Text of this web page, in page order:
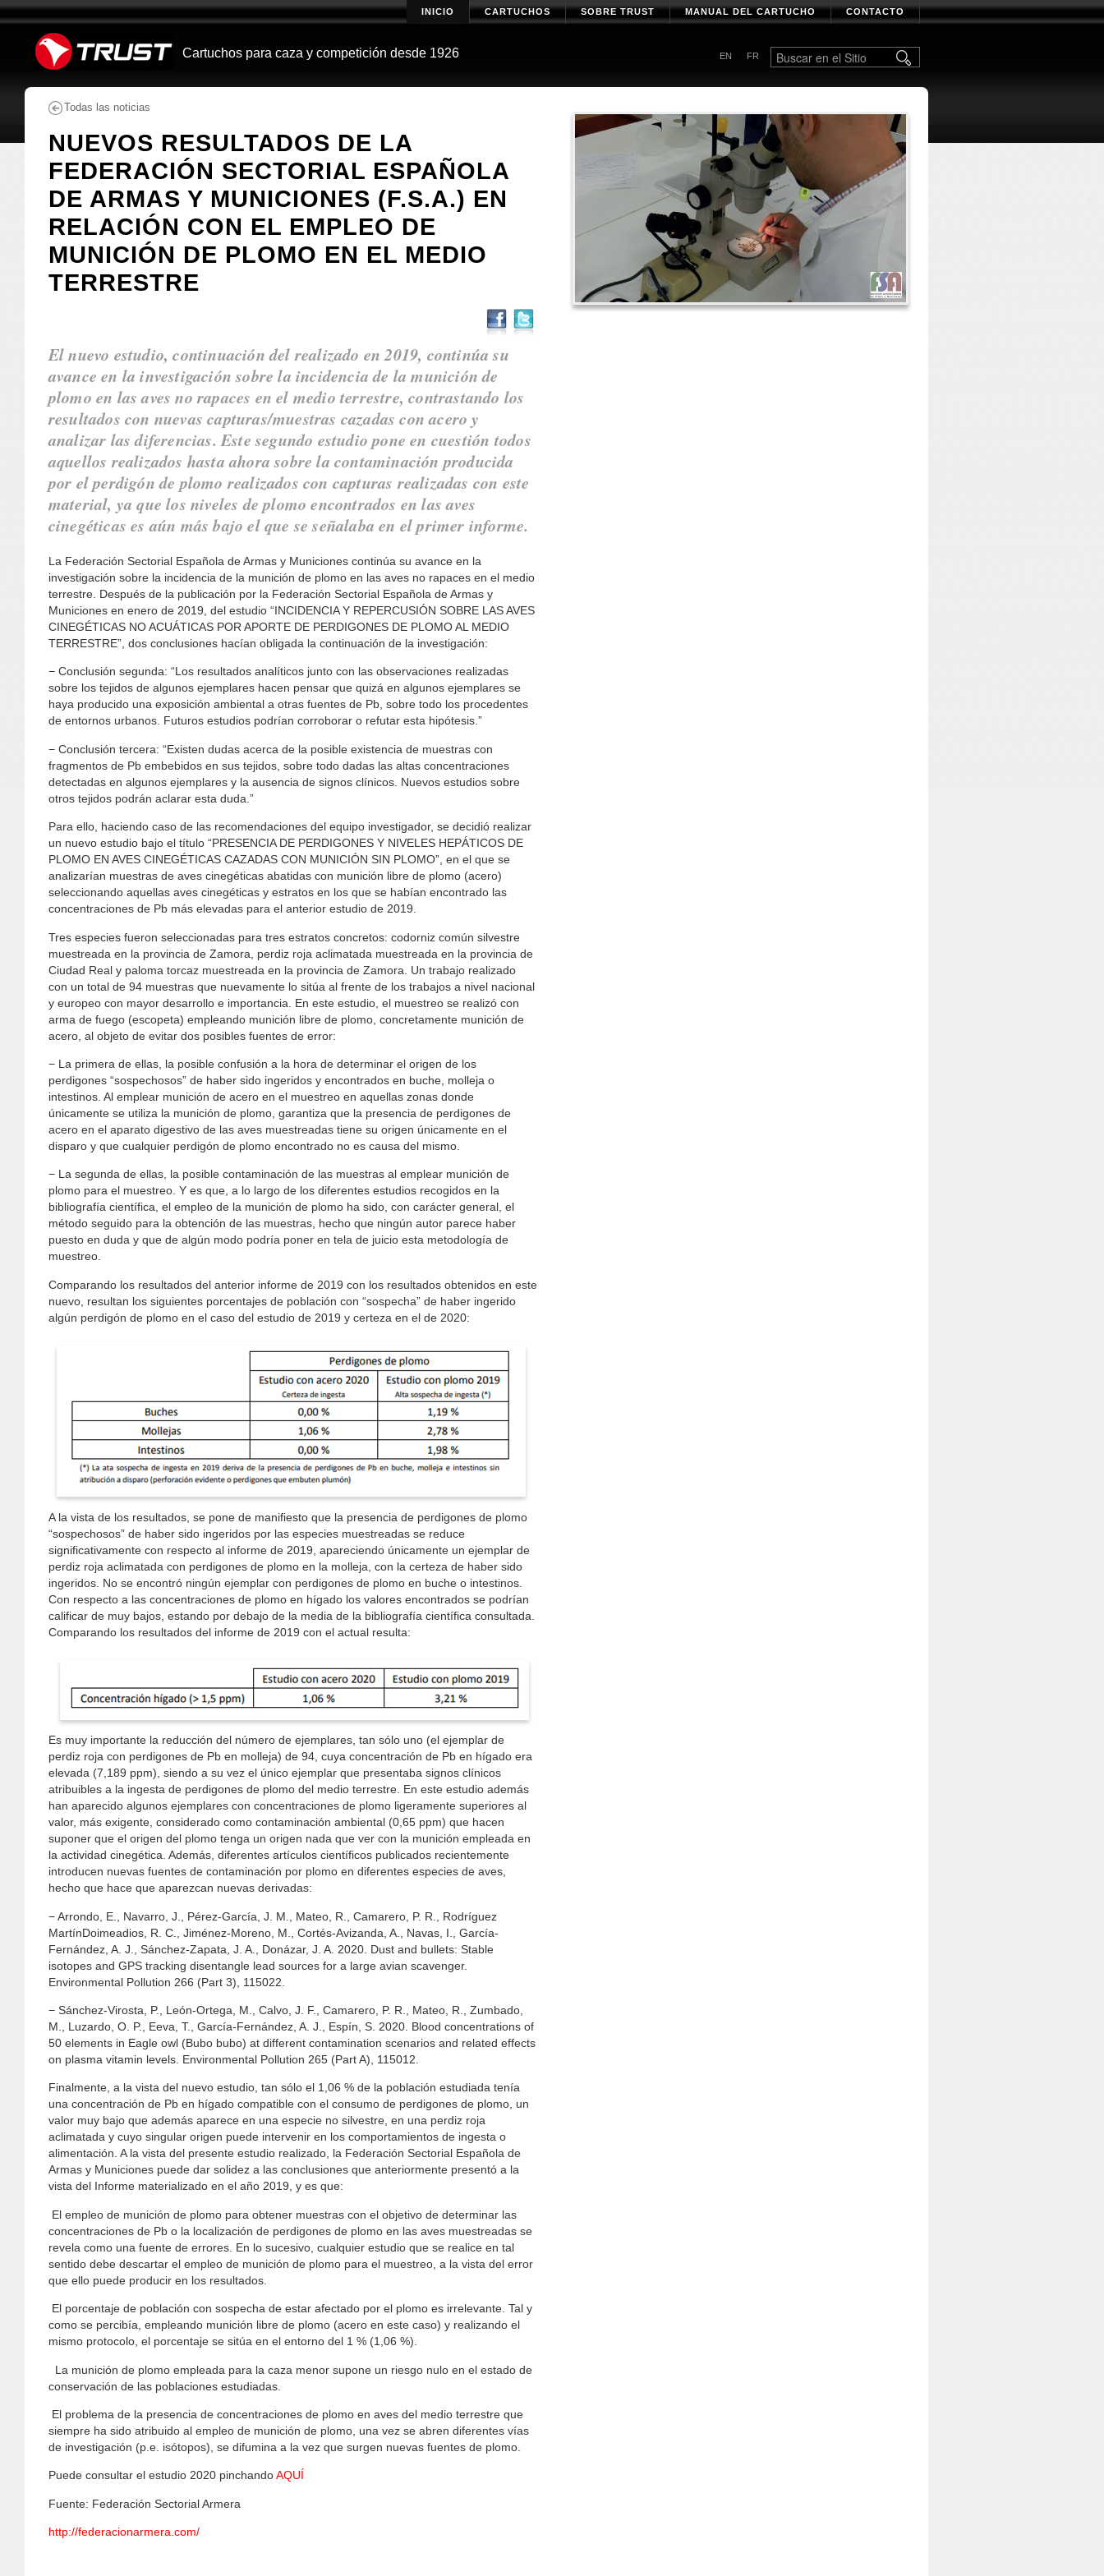
Navegación INICIO CARTUCHOS SOBRE TRUST MANUAL DEL CARTUCHO CONTACTO
Cambiar
contenido.
Saltar
Herramientas
Personales
EN FR
Buscar Cartuchos para caza y competición desde 1926
Todas las noticias
NUEVOS RESULTADOS DE LA
FEDERACIÓN SECTORIAL ESPAÑOLA
DE ARMAS Y MUNICIONES (F.S.A.) EN
RELACIÓN CON EL EMPLEO DE
MUNICIÓN DE PLOMO EN EL MEDIO
TERRESTRE
El nuevo estudio, continuación del realizado en 2019, continúa su
avance en la investigación sobre la incidencia de la munición de
plomo en las aves no rapaces en el medio terrestre, contrastando los
resultados con nuevas capturas/muestras cazadas con acero y
analizar las diferencias. Este segundo estudio pone en cuestión todos
aquellos realizados hasta ahora sobre la contaminación producida
por el perdigón de plomo realizados con capturas realizadas con este
material, ya que los niveles de plomo encontrados en las aves
cinegéticas es aún más bajo el que se señalaba en el primer informe.
La Federación Sectorial Española de Armas y Municiones continúa su avance en la
investigación sobre la incidencia de la munición de plomo en las aves no rapaces en el medio
terrestre. Después de la publicación por la Federación Sectorial Española de Armas y
Municiones en enero de 2019, del estudio “INCIDENCIA Y REPERCUSIÓN SOBRE LAS AVES
CINEGÉTICAS NO ACUÁTICAS POR APORTE DE PERDIGONES DE PLOMO AL MEDIO
TERRESTRE”, dos conclusiones hacían obligada la continuación de la investigación:
− Conclusión segunda: “Los resultados analíticos junto con las observaciones realizadas
sobre los tejidos de algunos ejemplares hacen pensar que quizá en algunos ejemplares se
haya producido una exposición ambiental a otras fuentes de Pb, sobre todo los procedentes
de entornos urbanos. Futuros estudios podrían corroborar o refutar esta hipótesis.”
− Conclusión tercera: “Existen dudas acerca de la posible existencia de muestras con
fragmentos de Pb embebidos en sus tejidos, sobre todo dadas las altas concentraciones
detectadas en algunos ejemplares y la ausencia de signos clínicos. Nuevos estudios sobre
otros tejidos podrán aclarar esta duda.”
Para ello, haciendo caso de las recomendaciones del equipo investigador, se decidió realizar
un nuevo estudio bajo el título “PRESENCIA DE PERDIGONES Y NIVELES HEPÁTICOS DE
PLOMO EN AVES CINEGÉTICAS CAZADAS CON MUNICIÓN SIN PLOMO”, en el que se
analizarían muestras de aves cinegéticas abatidas con munición libre de plomo (acero)
seleccionando aquellas aves cinegéticas y estratos en los que se habían encontrado las
concentraciones de Pb más elevadas para el anterior estudio de 2019.
Tres especies fueron seleccionadas para tres estratos concretos: codorniz común silvestre
muestreada en la provincia de Zamora, perdiz roja aclimatada muestreada en la provincia de
Ciudad Real y paloma torcaz muestreada en la provincia de Zamora. Un trabajo realizado
con un total de 94 muestras que nuevamente lo sitúa al frente de los trabajos a nivel nacional
y europeo con mayor desarrollo e importancia. En este estudio, el muestreo se realizó con
arma de fuego (escopeta) empleando munición libre de plomo, concretamente munición de
acero, al objeto de evitar dos posibles fuentes de error:
− La primera de ellas, la posible confusión a la hora de determinar el origen de los
perdigones “sospechosos” de haber sido ingeridos y encontrados en buche, molleja o
intestinos. Al emplear munición de acero en el muestreo en aquellas zonas donde
únicamente se utiliza la munición de plomo, garantiza que la presencia de perdigones de
acero en el aparato digestivo de las aves muestreadas tiene su origen únicamente en el
disparo y que cualquier perdigón de plomo encontrado no es causa del mismo.
− La segunda de ellas, la posible contaminación de las muestras al emplear munición de
plomo para el muestreo. Y es que, a lo largo de los diferentes estudios recogidos en la
bibliografía científica, el empleo de la munición de plomo ha sido, con carácter general, el
método seguido para la obtención de las muestras, hecho que ningún autor parece haber
puesto en duda y que de algún modo podría poner en tela de juicio esta metodología de
muestreo.
Comparando los resultados del anterior informe de 2019 con los resultados obtenidos en este
nuevo, resultan los siguientes porcentajes de población con “sospecha” de haber ingerido
algún perdigón de plomo en el caso del estudio de 2019 y certeza en el de 2020:
A la vista de los resultados, se pone de manifiesto que la presencia de perdigones de plomo
“sospechosos” de haber sido ingeridos por las especies muestreadas se reduce
significativamente con respecto al informe de 2019, apareciendo únicamente un ejemplar de
perdiz roja aclimatada con perdigones de plomo en la molleja, con la certeza de haber sido
ingeridos. No se encontró ningún ejemplar con perdigones de plomo en buche o intestinos.
Con respecto a las concentraciones de plomo en hígado los valores encontrados se podrían
calificar de muy bajos, estando por debajo de la media de la bibliografía científica consultada.
Comparando los resultados del informe de 2019 con el actual resulta:
Es muy importante la reducción del número de ejemplares, tan sólo uno (el ejemplar de
perdiz roja con perdigones de Pb en molleja) de 94, cuya concentración de Pb en hígado era
elevada (7,189 ppm), siendo a su vez el único ejemplar que presentaba signos clínicos
atribuibles a la ingesta de perdigones de plomo del medio terrestre. En este estudio además
han aparecido algunos ejemplares con concentraciones de plomo ligeramente superiores al
valor, más exigente, considerado como contaminación ambiental (0,65 ppm) que hacen
suponer que el origen del plomo tenga un origen nada que ver con la munición empleada en
la actividad cinegética. Además, diferentes artículos científicos publicados recientemente
introducen nuevas fuentes de contaminación por plomo en diferentes especies de aves,
hecho que hace que aparezcan nuevas derivadas:
− Arrondo, E., Navarro, J., Pérez-García, J. M., Mateo, R., Camarero, P. R., Rodríguez
MartínDoimeadios, R. C., Jiménez-Moreno, M., Cortés-Avizanda, A., Navas, I., García-
Fernández, A. J., Sánchez-Zapata, J. A., Donázar, J. A. 2020. Dust and bullets: Stable
isotopes and GPS tracking disentangle lead sources for a large avian scavenger.
Environmental Pollution 266 (Part 3), 115022.
− Sánchez-Virosta, P., León-Ortega, M., Calvo, J. F., Camarero, P. R., Mateo, R., Zumbado,
M., Luzardo, O. P., Eeva, T., García-Fernández, A. J., Espín, S. 2020. Blood concentrations of
50 elements in Eagle owl (Bubo bubo) at different contamination scenarios and related effects
on plasma vitamin levels. Environmental Pollution 265 (Part A), 115012.
Finalmente, a la vista del nuevo estudio, tan sólo el 1,06 % de la población estudiada tenía
una concentración de Pb en hígado compatible con el consumo de perdigones de plomo, un
valor muy bajo que además aparece en una especie no silvestre, en una perdiz roja
aclimatada y cuyo singular origen puede intervenir en los comportamientos de ingesta o
alimentación. A la vista del presente estudio realizado, la Federación Sectorial Española de
Armas y Municiones puede dar solidez a las conclusiones que anteriormente presentó a la
vista del Informe materializado en el año 2019, y es que:
El empleo de munición de plomo para obtener muestras con el objetivo de determinar las
concentraciones de Pb o la localización de perdigones de plomo en las aves muestreadas se
revela como una fuente de errores. En lo sucesivo, cualquier estudio que se realice en tal
sentido debe descartar el empleo de munición de plomo para el muestreo, a la vista del error
que ello puede producir en los resultados.
El porcentaje de población con sospecha de estar afectado por el plomo es irrelevante. Tal y
como se percibía, empleando munición libre de plomo (acero en este caso) y realizando el
mismo protocolo, el porcentaje se sitúa en el entorno del 1 % (1,06 %).
La munición de plomo empleada para la caza menor supone un riesgo nulo en el estado de
conservación de las poblaciones estudiadas.
El problema de la presencia de concentraciones de plomo en aves del medio terrestre que
siempre ha sido atribuido al empleo de munición de plomo, una vez se abren diferentes vías
de investigación (p.e. isótopos), se difumina a la vez que surgen nuevas fuentes de plomo.
Puede consultar el estudio 2020 pinchandoAQUÍ
Fuente: Federación Sectorial Armera
http://federacionarmera.com/